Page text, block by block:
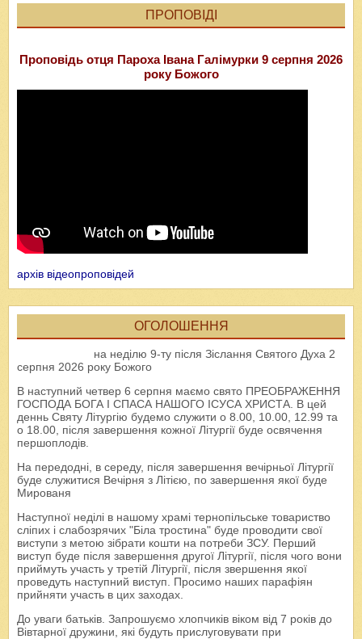
ПРОПОВІДІ
Проповідь отця Пароха Івана Галімурки 9 серпня 2026
року Божого
архів відеопроповідей
ОГОЛОШЕННЯ
на неділю 9-ту після Зіслання Святого Духа 2
серпня 2026 року Божого
В наступний четвер 6 серпня маємо свято ПРЕОБРАЖЕННЯ
ГОСПОДА БОГА І СПАСА НАШОГО ІСУСА ХРИСТА. В цей
деннь Святу Літургію будемо служити о 8.00, 10.00, 12.99 та
о 18.00, після завершення кожної Літургії буде освячення
першоплодів.
На передодні, в середу, після завершення вечірньої Літургії
буде служитися Вечірня з Літією, по завершення якої буде
Мированя
Наступної неділі в нашому храмі тернопільське товариство
сліпих і слабозрячих "Біла тростина" буде проводити свої
виступи з метою зібрати кошти на потреби ЗСУ. Перший
виступ буде після завершення другої Літургії, після чого вони
приймуть участь у третій Літургії, після звершення якої
проведуть наступний виступ. Просимо наших парафіян
прийняти участь в цих заходах.
До уваги батьків. Запрошуємо хлопчиків віком від 7 років до
Вівтарної дружини, які будуть прислуговувати при